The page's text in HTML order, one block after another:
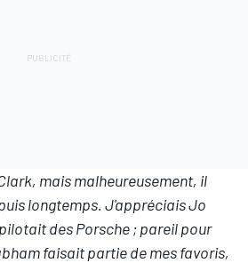
, mais malheureusement, il
longtemps. J'appréciais Jo
des Porsche ; pareil pour
faisait partie de mes favoris,